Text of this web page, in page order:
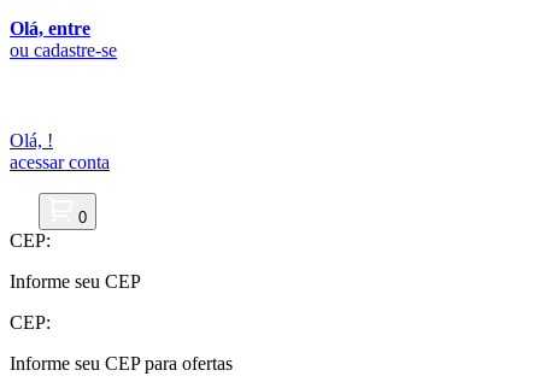
Olá, entre
ou cadastre-se
Olá, !
acessar conta
0
CEP:
Informe seu CEP
CEP:
Informe seu CEP para ofertas